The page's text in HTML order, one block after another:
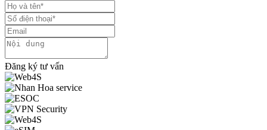
Đăng ký tư vấn